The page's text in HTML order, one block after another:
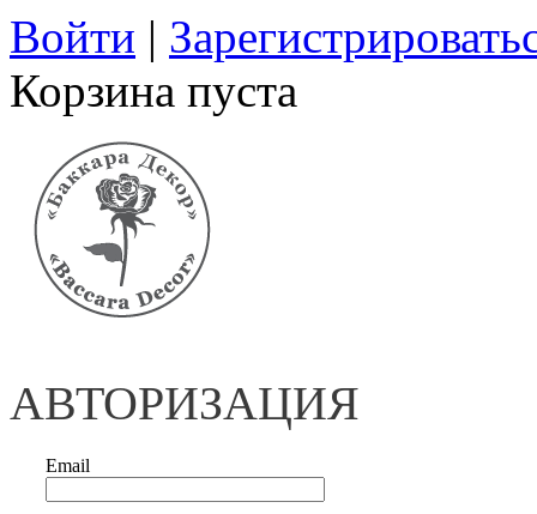
Войти |
Корзина пуста
АВТОРИЗАЦИЯ
Email